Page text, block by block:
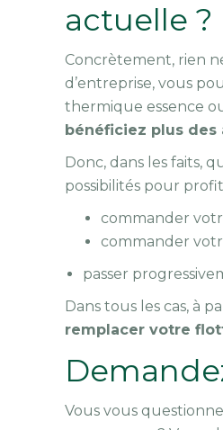
actuelle ?
Concrètement, rien
d’entreprise, vous
thermique essence
bénéficiez plus des
Donc, dans les faits,
possibilités pour
commander
commander
passer
Dans tous les cas, à
remplacer votre
Vous vous